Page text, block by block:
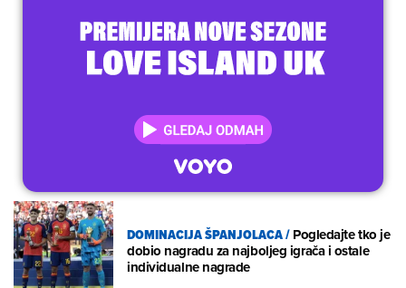
DOMINACIJA ŠPANJOLACA/Pogledajte tko je
dobio nagradu za najboljeg igrača i ostale
individualne nagrade